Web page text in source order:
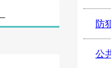
防
公